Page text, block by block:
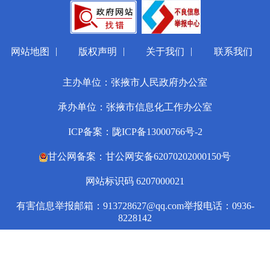
网站地图 | 版权声明 | 关于我们 | 联系我们
主办单位：张掖市人民政府办公室
承办单位：张掖市信息化工作办公室
ICP备案：陇ICP备13000766号-2
甘公网备案：甘公网安备62070202000150号
网站标识码 6207000021
有害信息举报邮箱：913728627@qq.com举报电话：0936-
8228142